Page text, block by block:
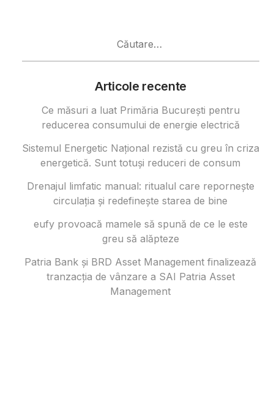
Articole recente
Ce măsuri a luat Primăria București pentru
reducerea consumului de energie electrică
Sistemul Energetic Național rezistă cu greu în criza
energetică. Sunt totuși reduceri de consum
Drenajul limfatic manual: ritualul care repornește
circulația și redefinește starea de bine
eufy provoacă mamele să spună de ce le este
greu să alăpteze
Patria Bank și BRD Asset Management finalizează
tranzacția de vânzare a SAI Patria Asset
Management